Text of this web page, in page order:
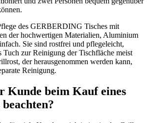
des GERBERDING Tisches mit
der hochwertigen Materialien, Aluminium
Sie sind rostfrei und pflegeleicht,
Tuch zur Reinigung der Tischfläche meist
der herausgenommen werden kann,
Reinigung.
Kunde beim Kauf eines